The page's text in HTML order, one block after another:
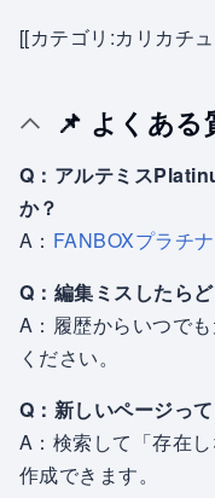
[[カテゴリ:カリカチ
📌 よくある
Q：アルテミス
か？
A： FANBOXプラチ
Q：編集ミスしたら
A：履歴からいつで
ください。
Q：新しいページっ
A：検索して「存在
作成できます。